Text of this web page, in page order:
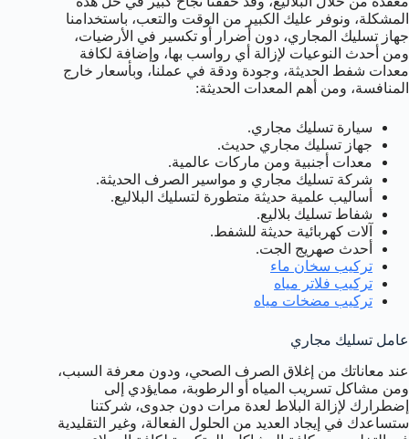
المشكلة، ونوفر عليك الكبير من الوقت والتعب، باستخدامنا
جهاز تسليك المجاري، دون أضرار أو تكسير في الأرضيات،
ومن أحدث النوعيات لإزالة أي رواسب بها، وإضافة لكافة
معدات شفط الحديثة، وجودة ودقة في عملنا، وبأسعار خارج
المنافسة، ومن أهم المعدات الحديثة:
سيارة تسليك مجاري.
جهاز تسليك مجاري حديث.
معدات أجنبية ومن ماركات عالمية.
شركة تسليك مجاري و مواسير الصرف الحديثة.
أساليب علمية حديثة متطورة لتسليك البلاليع.
شفاط تسليك بلاليع.
آلات كهربائية حديثة للشفط.
أحدث صهريج الجت.
تركيب سخان ماء
تركيب فلاتر مياه
تركيب مضخات مياه
عامل تسليك مجاري
عند معاناتك من إغلاق الصرف الصحي، ودون معرفة السبب،
ومن مشاكل تسريب المياه أو الرطوبة، ممايؤدي إلى
إضطرارك لإزالة البلاط لعدة مرات دون جدوى، شركتنا
ستساعدك في إيجاد العديد من الحلول الفعالة، وغير التقليدية